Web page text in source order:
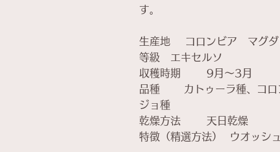
す。
生産地 コロンビア マグダ
等級 エキセルソ
収穫時期 9月～3月
品種 カトゥーラ種、コロ
ジョ種
乾燥方法 天日乾燥
特徴（精選方法） ウオッシ